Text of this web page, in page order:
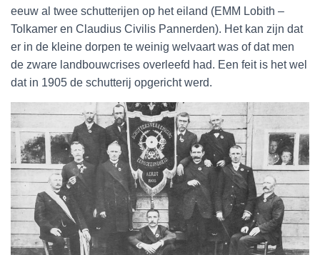
eeuw al twee schutterijen op het eiland (EMM Lobith –
Tolkamer en Claudius Civilis Pannerden). Het kan zijn dat
er in de kleine dorpen te weinig welvaart was of dat men
de zware landbouwcrises overleefd had. Een feit is het wel
dat in 1905 de schutterij opgericht werd.